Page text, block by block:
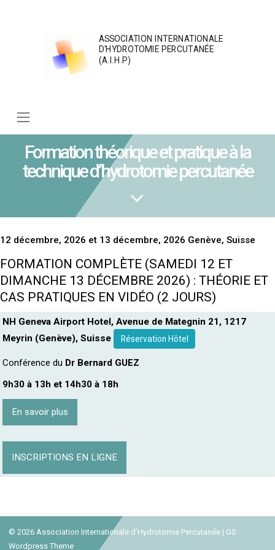
ASSOCIATION INTERNATIONALE
D'HYDROTOMIE PERCUTANÉE
(A.I.H.P)
Formation théorique et pratique à la
technique d’hydrotomie percutanée
12 décembre, 2026 et 13 décembre, 2026 Genève, Suisse
FORMATION COMPLÈTE (SAMEDI 12 ET
DIMANCHE 13 DÉCEMBRE 2026) : THÉORIE ET
CAS PRATIQUES EN VIDÉO (2 JOURS)
NH Geneva Airport Hotel, Avenue de Mategnin 21, 1217
Meyrin (Genève), Suisse
Réservation Hôtel
Conférence du Dr Bernard GUEZ
9h30 à 13h et 14h30 à 18h
En savoir plus
INSCRIPTIONS EN LIGNE
© 2026 Association Internationale d'Hydrotomie Percutanée| GS
Wordpress Theme